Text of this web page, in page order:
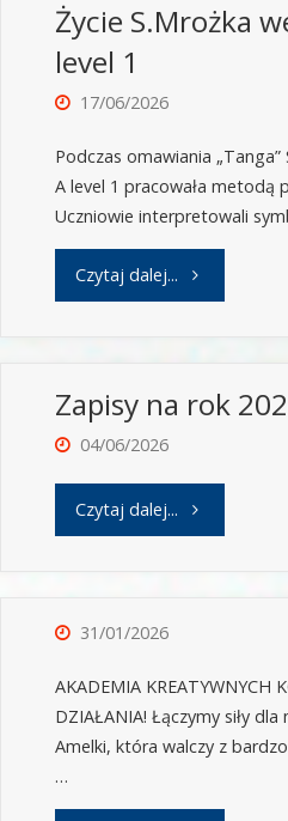
Życie S.Mrożka
level 1
17/06/2026
Podczas omawiania „Tanga”
A level 1 pracowała metodą
Uczniowie interpretowali
Czytaj dalej...
Zapisy na rok
04/06/2026
Czytaj dalej...
31/01/2026
AKADEMIA KREATYWNYCH
DZIAŁANIA! Łączymy siły
Amelki, która walczy z
…